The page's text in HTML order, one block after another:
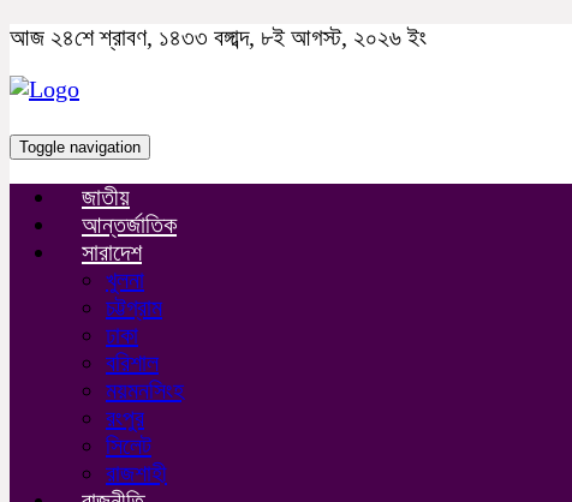
আজ ২৪শে শ্রাবণ, ১৪৩৩ বঙ্গাব্দ, ৮ই আগস্ট, ২০২৬ ইং
Toggle navigation
জাতীয়
আন্তর্জাতিক
সারাদেশ
খুলনা
চট্টগ্রাম
ঢাকা
বরিশাল
ময়মনসিংহ
রংপুর
সিলেট
রাজশাহী